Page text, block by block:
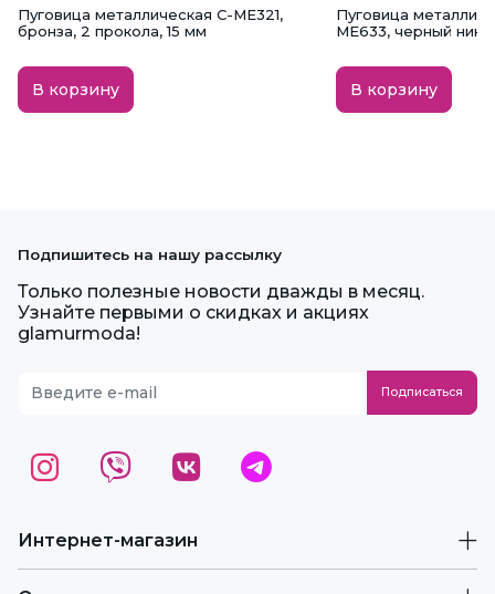
Пуговица металлическая C-ME321,
бронза, 2 прокола, 15 мм
В корзину
Пуговица
ME633, черный
В корзину
Интернет-магазин
Подпишитесь на нашу рассылку
Только полезные новости дважды в месяц.
Узнайте первыми о скидках и акциях
glamurmoda!